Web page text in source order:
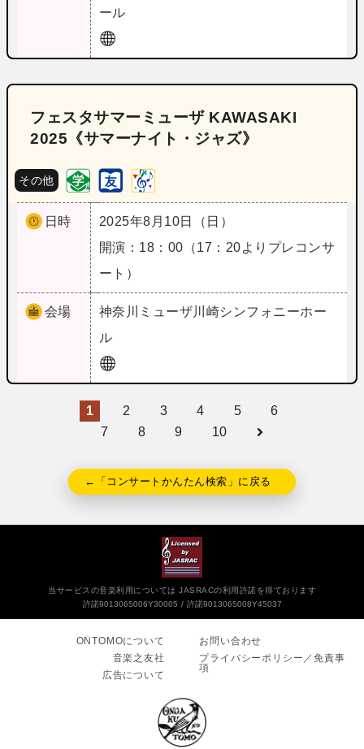
ール
フェスタサマーミューザ KAWASAKI
2025《サマーナイト・ジャズ》
その他
日時
2025年8月10日（日）
開演：18：00（17：20よりプレコンサ
ート）
会場 神奈川
ミューザ川崎シンフォニーホー
ル
1 2 3 4 5
6
7
8 9 10
←「コンサートかんたん検索」に戻る
当サービスの音楽利用については JASRACの利用許諾を得ております
許諾9013065006Y30005
許諾9013065008Y45037
ONTOMOについて
音楽之友社
広告について
お問い合わせ
プライバシーポリシー／免責事
項